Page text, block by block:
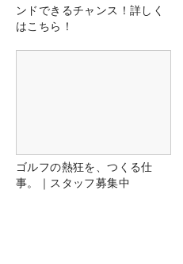
ンドできるチャンス！詳しく
はこちら！
ゴルフの熱狂を、つくる仕
事。｜スタッフ募集中